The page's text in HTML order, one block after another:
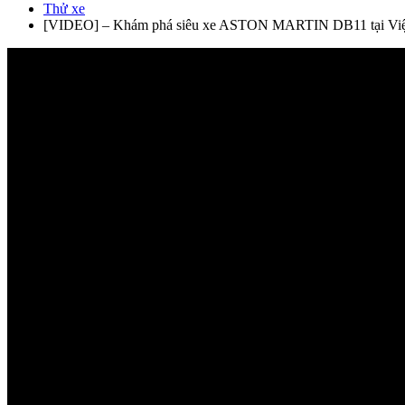
Thử xe
[VIDEO] – Khám phá siêu xe ASTON MARTIN DB11 tại